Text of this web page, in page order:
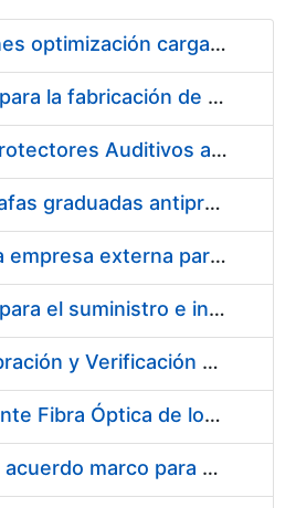
Pliego condiciones optimización cargas compras firmado
Acuerdo marco para la fabricación de piezas
Suministro de Protectores Auditivos a medida para las personas trabajadoras de los Centros de Trabajo de Madrid y Burgos
Suministro de gafas graduadas antiproyecciones para los trabajadores de la FNMT-RCM en los centros de trabajo de Madrid y Burgos
Servicios de una empresa externa para el asesoramiento y resolución de los recursos de alzada que se presentan relacionados con procesos de selección para la FNMT-RCM
Acuerdo marco para el suministro e instalación de persianas, estores y otros complementos
Servicio de Calibración y Verificación Externa de los Equipos de Medición del Servicio de Prevención de la FNMT-RCM
Conexión mediante Fibra Óptica de los Centros de Proceso de Datos (CPDs) de las sedes de la FNMT-RCM de Burgos y Madrid
Contratación de acuerdo marco para el Suministro de Material de Electricidad para la Fábrica Nacional de Moneda y Timbre-Real Casa de la Moneda en su centro de trabajo de Burgos